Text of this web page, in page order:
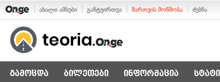
ახალი ამბები განტვირთვა მართვის მოწმობა ძებნა
გამოცდა ბილეთები ინფორმაცია